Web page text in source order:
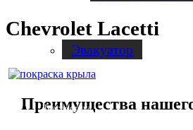
Эвакуатор
Диагностика
Chevrolet Lacetti
Преимущества